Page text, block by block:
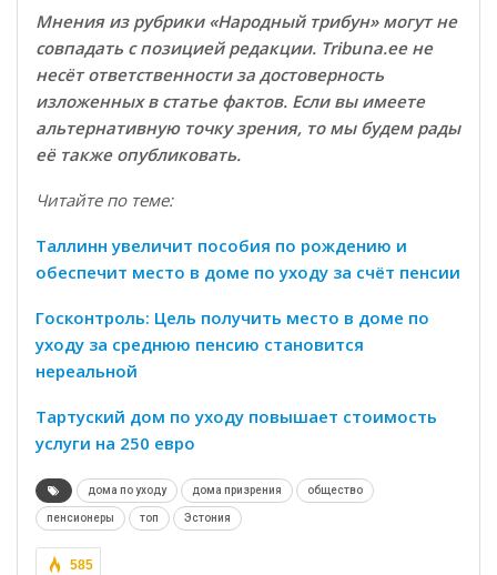
Мнения из рубрики «Народный трибун» могут не
совпадать с позицией редакции. Tribuna.ee не
несёт ответственности за достоверность
изложенных в статье фактов. Если вы имеете
альтернативную точку зрения, то мы будем рады
её также опубликовать.
Читайте по теме:
Таллинн увеличит пособия по рождению и
обеспечит место в доме по уходу за счёт пенсии
Госконтроль: Цель получить место в доме по
уходу за среднюю пенсию становится
нереальной
Тартуский дом по уходу повышает стоимость
услуги на 250 евро
дома по уходу дома призрения общество
пенсионеры топ Эстония
585